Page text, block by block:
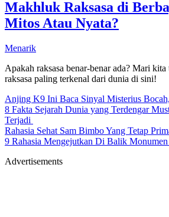
Makhluk Raksasa di
Mitos Atau Nyata?
Menarik
Apakah raksasa benar-benar ada? Mari
raksasa paling terkenal dari dunia di sini!
Anjing K9 Ini Baca Sinyal Misterius
8 Fakta Sejarah Dunia yang Terdengar
Terjadi
Rahasia Sehat Sam Bimbo Yang Tetap
9 Rahasia Mengejutkan Di Balik
Advertisements